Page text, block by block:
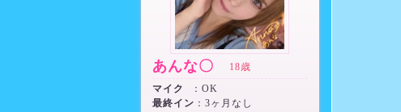
あんな〇
18歳
マイク
：OK
最終イン ：3ヶ月なし